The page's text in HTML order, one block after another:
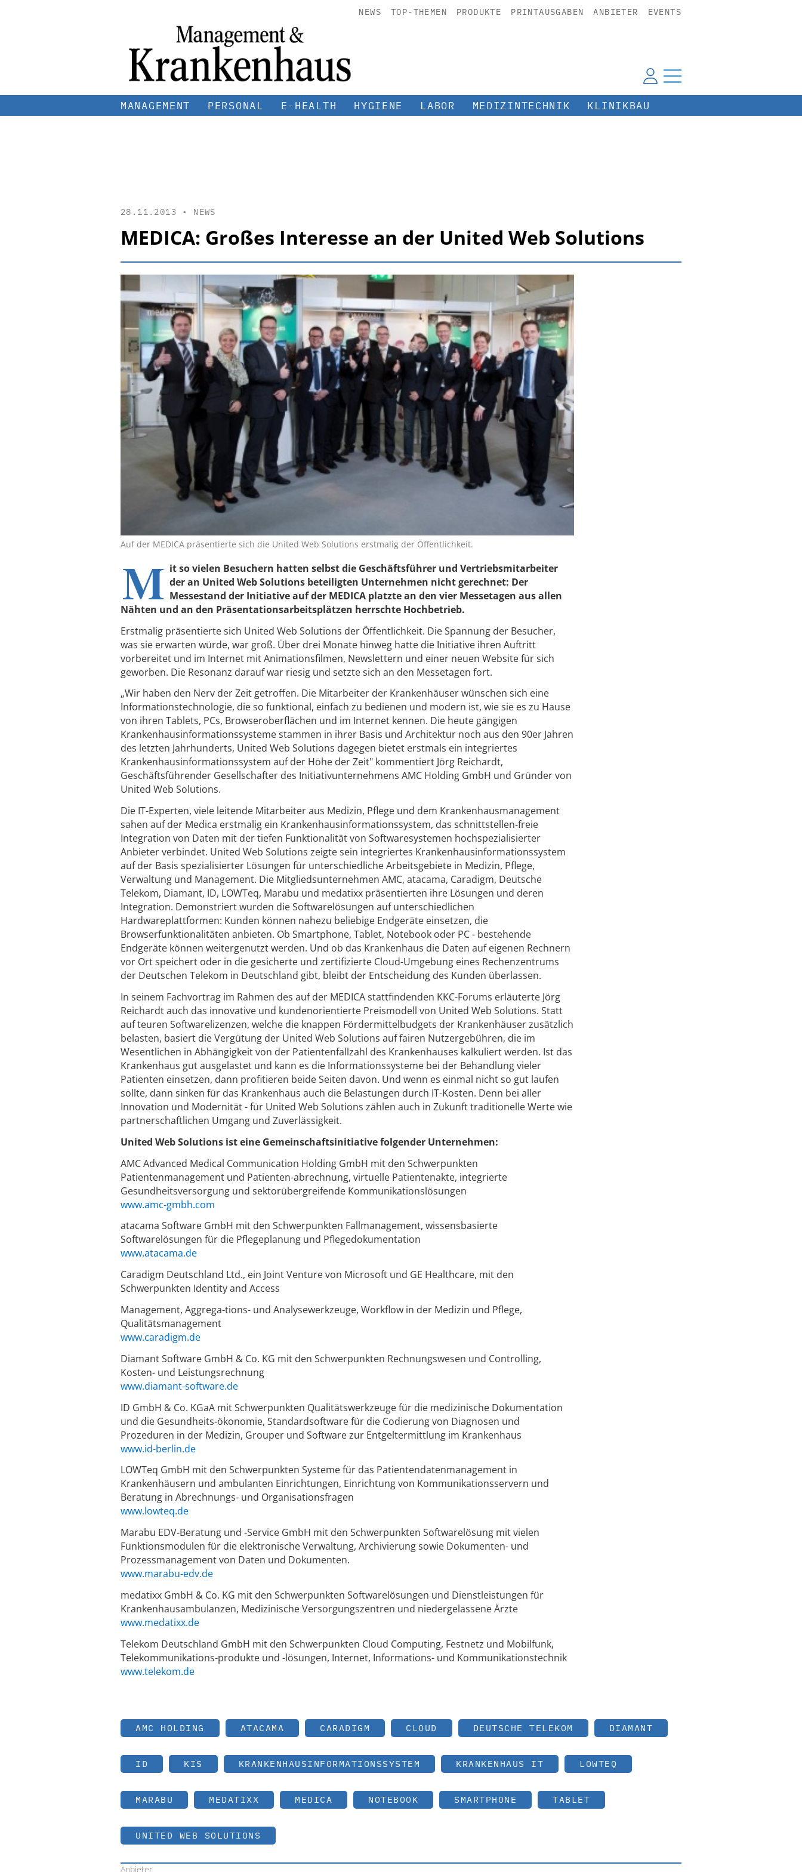
NEWS TOP-THEMEN PRODUKTE PRINTAUSGABEN ANBIETER EVENTS
MANAGEMENT PERSONAL E-HEALTH HYGIENE LABOR MEDIZINTECHNIK KLINIKBAU
28.11.2013 • NEWS
MEDICA: Großes Interesse an der United Web Solutions
Auf der MEDICA präsentierte sich die United Web Solutions erstmalig der Öffentlichkeit.
M it so vielen Besuchern hatten selbst die Geschäftsführer und Vertriebsmitarbeiter
der an United Web Solutions beteiligten Unternehmen nicht gerechnet: Der
Messestand der Initiative auf der MEDICA platzte an den vier Messetagen aus allen
Nähten und an den Präsentationsarbeitsplätzen herrschte Hochbetrieb.
Erstmalig präsentierte sich United Web Solutions der Öffentlichkeit. Die Spannung der Besucher,
was sie erwarten würde, war groß. Über drei Monate hinweg hatte die Initiative ihren Auftritt
vorbereitet und im Internet mit Animationsfilmen, Newslettern und einer neuen Website für sich
geworben. Die Resonanz darauf war riesig und setzte sich an den Messetagen fort.
„Wir haben den Nerv der Zeit getroffen. Die Mitarbeiter der Krankenhäuser wünschen sich eine
Informationstechnologie, die so funktional, einfach zu bedienen und modern ist, wie sie es zu Hause
von ihren Tablets, PCs, Browseroberflächen und im Internet kennen. Die heute gängigen
Krankenhausinformationssysteme stammen in ihrer Basis und Architektur noch aus den 90er Jahren
des letzten Jahrhunderts, United Web Solutions dagegen bietet erstmals ein integriertes
Krankenhausinformationssystem auf der Höhe der Zeit" kommentiert Jörg Reichardt,
Geschäftsführender Gesellschafter des Initiativunternehmens AMC Holding GmbH und Gründer von
United Web Solutions.
Die IT-Experten, viele leitende Mitarbeiter aus Medizin, Pflege und dem Krankenhausmanagement
sahen auf der Medica erstmalig ein Krankenhausinformationssystem, das schnittstellen-freie
Integration von Daten mit der tiefen Funktionalität von Softwaresystemen hochspezialisierter
Anbieter verbindet. United Web Solutions zeigte sein integriertes Krankenhausinformationssystem
auf der Basis spezialisierter Lösungen für unterschiedliche Arbeitsgebiete in Medizin, Pflege,
Verwaltung und Management. Die Mitgliedsunternehmen AMC, atacama, Caradigm, Deutsche
Telekom, Diamant, ID, LOWTeq, Marabu und medatixx präsentierten ihre Lösungen und deren
Integration. Demonstriert wurden die Softwarelösungen auf unterschiedlichen
Hardwareplattformen: Kunden können nahezu beliebige Endgeräte einsetzen, die
Browserfunktionalitäten anbieten. Ob Smartphone, Tablet, Notebook oder PC - bestehende
Endgeräte können weitergenutzt werden. Und ob das Krankenhaus die Daten auf eigenen Rechnern
vor Ort speichert oder in die gesicherte und zertifizierte Cloud-Umgebung eines Rechenzentrums
der Deutschen Telekom in Deutschland gibt, bleibt der Entscheidung des Kunden überlassen.
In seinem Fachvortrag im Rahmen des auf der MEDICA stattfindenden KKC-Forums erläuterte Jörg
Reichardt auch das innovative und kundenorientierte Preismodell von United Web Solutions. Statt
auf teuren Softwarelizenzen, welche die knappen Fördermittelbudgets der Krankenhäuser zusätzlich
belasten, basiert die Vergütung der United Web Solutions auf fairen Nutzergebühren, die im
Wesentlichen in Abhängigkeit von der Patientenfallzahl des Krankenhauses kalkuliert werden. Ist das
Krankenhaus gut ausgelastet und kann es die Informationssysteme bei der Behandlung vieler
Patienten einsetzen, dann profitieren beide Seiten davon. Und wenn es einmal nicht so gut laufen
sollte, dann sinken für das Krankenhaus auch die Belastungen durch IT-Kosten. Denn bei aller
Innovation und Modernität - für United Web Solutions zählen auch in Zukunft traditionelle Werte wie
partnerschaftlichen Umgang und Zuverlässigkeit.
United Web Solutions ist eine Gemeinschaftsinitiative folgender Unternehmen:
AMC Advanced Medical Communication Holding GmbH mit den Schwerpunkten
Patientenmanagement und Patienten-abrechnung, virtuelle Patientenakte, integrierte
Gesundheitsversorgung und sektorübergreifende Kommunikationslösungen
www.amc-gmbh.com
atacama Software GmbH mit den Schwerpunkten Fallmanagement, wissensbasierte
Softwarelösungen für die Pflegeplanung und Pflegedokumentation
www.atacama.de
Caradigm Deutschland Ltd., ein Joint Venture von Microsoft und GE Healthcare, mit den
Schwerpunkten Identity and Access
Management, Aggrega-tions- und Analysewerkzeuge, Workflow in der Medizin und Pflege,
Qualitätsmanagement
www.caradigm.de
Diamant Software GmbH & Co. KG mit den Schwerpunkten Rechnungswesen und Controlling,
Kosten- und Leistungsrechnung
www.diamant-software.de
ID GmbH & Co. KGaA mit Schwerpunkten Qualitätswerkzeuge für die medizinische Dokumentation
und die Gesundheits-ökonomie, Standardsoftware für die Codierung von Diagnosen und
Prozeduren in der Medizin, Grouper und Software zur Entgeltermittlung im Krankenhaus
www.id-berlin.de
LOWTeq GmbH mit den Schwerpunkten Systeme für das Patientendatenmanagement in
Krankenhäusern und ambulanten Einrichtungen, Einrichtung von Kommunikationsservern und
Beratung in Abrechnungs- und Organisationsfragen
www.lowteq.de
Marabu EDV-Beratung und -Service GmbH mit den Schwerpunkten Softwarelösung mit vielen
Funktionsmodulen für die elektronische Verwaltung, Archivierung sowie Dokumenten- und
Prozessmanagement von Daten und Dokumenten.
www.marabu-edv.de
medatixx GmbH & Co. KG mit den Schwerpunkten Softwarelösungen und Dienstleistungen für
Krankenhausambulanzen, Medizinische Versorgungszentren und niedergelassene Ärzte
www.medatixx.de
Telekom Deutschland GmbH mit den Schwerpunkten Cloud Computing, Festnetz und Mobilfunk,
Telekommunikations-produkte und -lösungen, Internet, Informations- und Kommunikationstechnik
www.telekom.de
AMC HOLDING ATACAMA CARADIGM CLOUD DEUTSCHE TELEKOM DIAMANT
ID KIS KRANKENHAUSINFORMATIONSSYSTEM KRANKENHAUS IT LOWTEQ
MARABU MEDATIXX MEDICA NOTEBOOK SMARTPHONE TABLET
UNITED WEB SOLUTIONS
Anbieter